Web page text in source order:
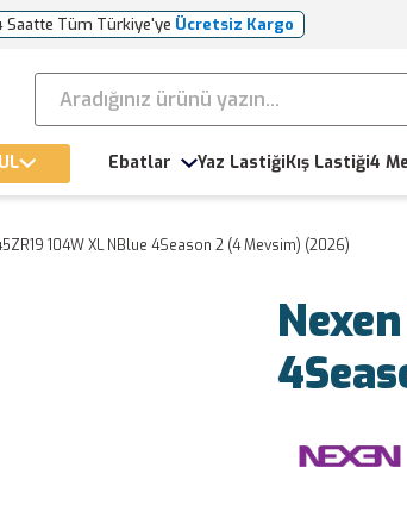
Saatte Tüm Türkiye'ye Ücretsiz Kargo
Ebatlar Yaz LastiğiKış Lastiği4
104W XL NBlue 4Season 2 (4 Mevsim) (2026)